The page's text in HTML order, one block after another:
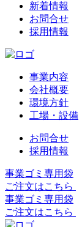
新着情報
お問合せ
採用情報
事業内容
会社概要
環境方針
工場・設備
お問合せ
採用情報
事業ゴミ専用袋
ご注文はこちら
事業ゴミ専用袋
ご注文はこちら